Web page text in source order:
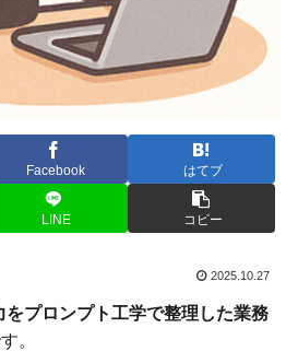
Facebook はてブ
LINE コピー
2025.10.27
プロンプト工学で整理した業務
。